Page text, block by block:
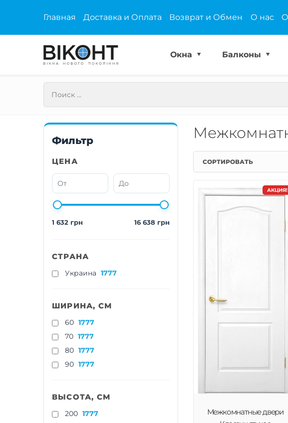
Главная Доставка и Оплата Возврат и Обмен О нас
Окна Балконы
Фильтр
ЦЕНА
1 632 грн 16 638 грн
СТРАНА
Украина 1777
ШИРИНА, СМ
60 1777
70 1777
80 1777
90 1777
ВЫСОТА, СМ
200 1777
СОРТИРОВАТЬ
АКЦИЯ!
Межкомнатные двери